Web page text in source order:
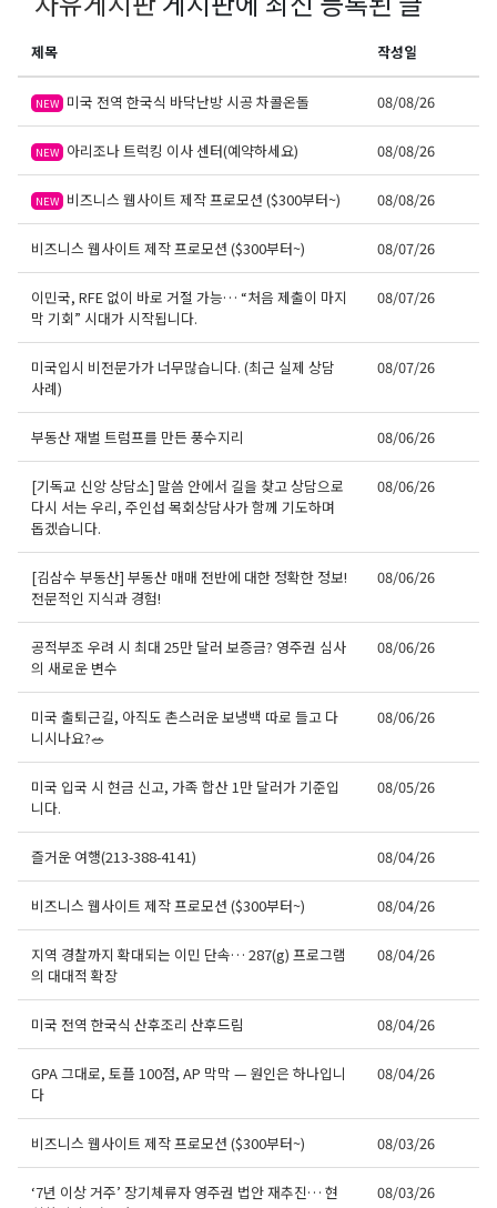
제목 작성일
NEW 미국 전역 한국식 바닥난방 시공 차콜온돌 08/08/26
NEW 아리조나 트럭킹 이사 센터(예약하세요) 08/08/26
NEW 비즈니스 웹사이트 제작 프로모션 ($300부터~) 08/08/26
비즈니스 웹사이트 제작 프로모션 ($300부터~) 08/07/26
이민국, RFE 없이 바로 거절 가능… “처음 제출이 마지
막 기회” 시대가 시작됩니다.
08/07/26
미국입시 비전문가가 너무많습니다. (최근 실제 상담
사례)
08/07/26
부동산 재벌 트럼프를 만든 풍수지리 08/06/26
[기독교 신앙 상담소] 말씀 안에서 길을 찾고 상담으로
다시 서는 우리, 주인섭 목회상담사가 함께 기도하며
돕겠습니다.
08/06/26
[김삼수 부동산] 부동산 매매 전반에 대한 정확한 정보!
전문적인 지식과 경험!
08/06/26
공적부조 우려 시 최대 25만 달러 보증금? 영주권 심사
의 새로운 변수
08/06/26
미국 출퇴근길, 아직도 촌스러운 보냉백 따로 들고 다
니시나요?🥗
08/06/26
미국 입국 시 현금 신고, 가족 합산 1만 달러가 기준입
니다.
08/05/26
즐거운 여행(213-388-4141) 08/04/26
비즈니스 웹사이트 제작 프로모션 ($300부터~) 08/04/26
지역 경찰까지 확대되는 이민 단속… 287(g) 프로그램
의 대대적 확장
08/04/26
미국 전역 한국식 산후조리 산후드림 08/04/26
GPA 그대로, 토플 100점, AP 막막 — 원인은 하나입니
다
08/04/26
비즈니스 웹사이트 제작 프로모션 ($300부터~) 08/03/26
‘7년 이상 거주’ 장기체류자 영주권 법안 재추진… 현
08/03/26